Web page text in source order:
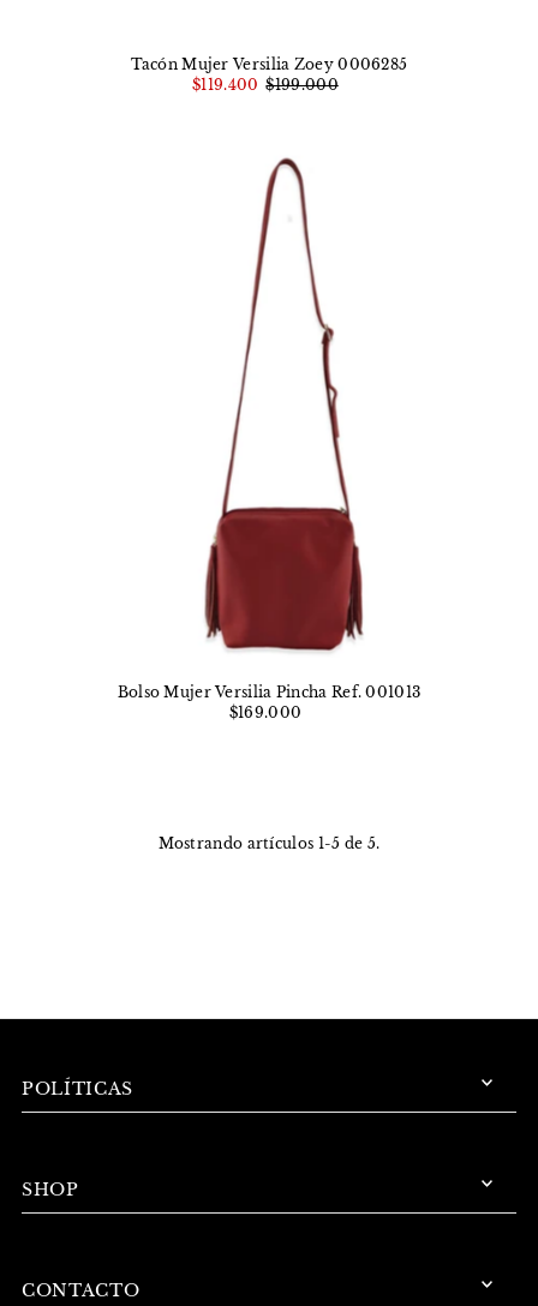
Tacón Mujer Versilia Zoey 0006285
$119.400 $199.000
Bolso Mujer Versilia Pincha Ref. 001013
$169.000
Mostrando artículos 1-5 de 5.
POLÍTICAS
SHOP
CONTACTO